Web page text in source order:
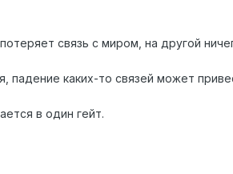
связь с миром, на другой
падение каких-то связей может
в один гейт.